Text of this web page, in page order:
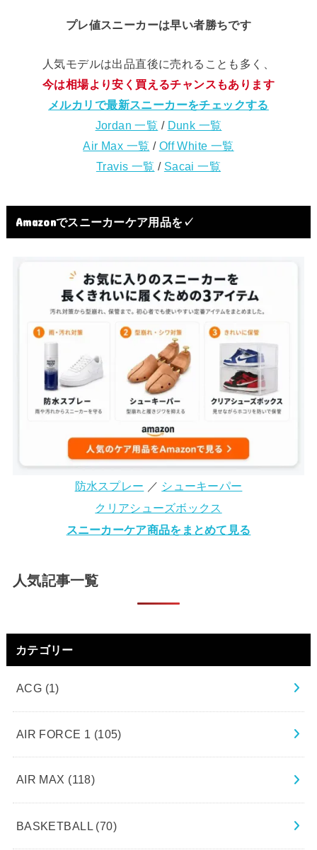
プレ値スニーカーは早い者勝ちです
人気モデルは出品直後に売れることも多く、
今は相場より安く買えるチャンスもあります
メルカリで最新スニーカーをチェックする
Jordan 一覧 / Dunk 一覧
Air Max 一覧 / Off White 一覧
Travis 一覧 / Sacai 一覧
Amazonでスニーカーケア用品を✓
防水スプレー ／ シューキーパー
クリアシューズボックス
スニーカーケア商品をまとめて見る
人気記事一覧
カテゴリー
ACG (1)
AIR FORCE 1 (105)
AIR MAX (118)
BASKETBALL (70)